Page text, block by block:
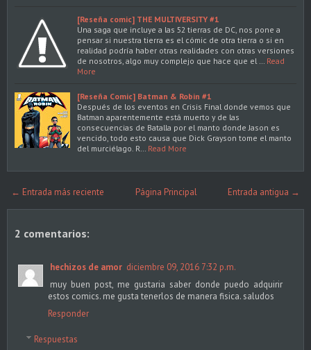
[Reseña comic] THE MULTIVERSITY #1
Una saga que incluye a las 52 tierras de DC, nos pone a
pensar si nuestra tierra es el cómic de otra tierra o si en
realidad podría haber otras realidades con otras versiones
de nosotros, algo muy complejo que hace que el …
Read
More
[Reseña Comic] Batman & Robin #1
Después de los eventos en Crisis Final donde vemos que
Batman aparentemente está muerto y de las
consecuencias de Batalla por el manto donde Jason es
vencido, todo esto causa que Dick Grayson tome el manto
del murciélago. R…
Read More
← Entrada más reciente Entrada antigua →
Página Principal
2 comentarios:
hechizos de amor diciembre 09, 2016 7:32 p.m.
muy buen post, me gustaria saber donde puedo adquirir
estos comics. me gusta tenerlos de manera fisica. saludos
Responder
Respuestas